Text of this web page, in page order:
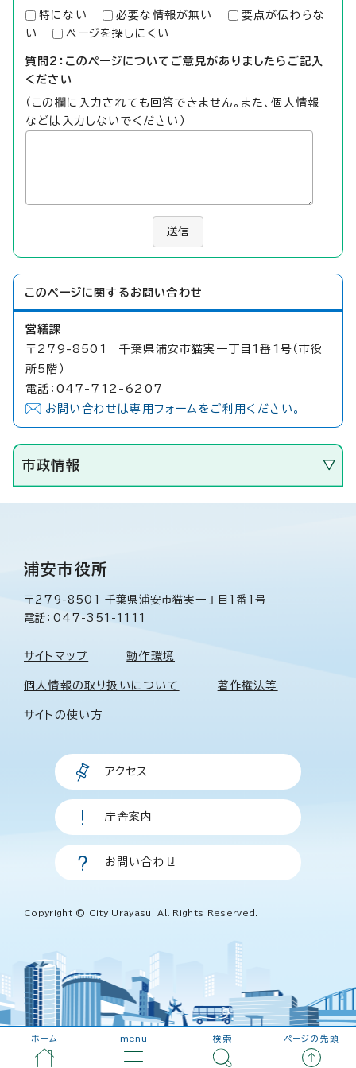
特にない 必要な情報が無い
要点が伝わらな
い
ページを探しにくい
質問2：このページについてご意見がありましたらご記入
ください
（この欄に入力されても回答できません。また、個人情報
などは入力しないでください）
送信
このページに関する お問い合わせ
営繕課
〒279-8501 千葉県浦安市猫実一丁目1番1号（市役
所5階）
電話：047-712-6207
お問い合わせは専用フォームをご利用ください。
市政情報
ホーム menu 検索 ページの先頭
浦安市役所
〒279-8501 千葉県浦安市猫実一丁目1番1号
電話：047-351-1111
サイトマップ 動作環境
個人情報の取り扱いについて 著作権法等
サイトの使い方
アクセス
庁舎案内
お問い合わせ
Copyright © City Urayasu, All Rights Reserved.